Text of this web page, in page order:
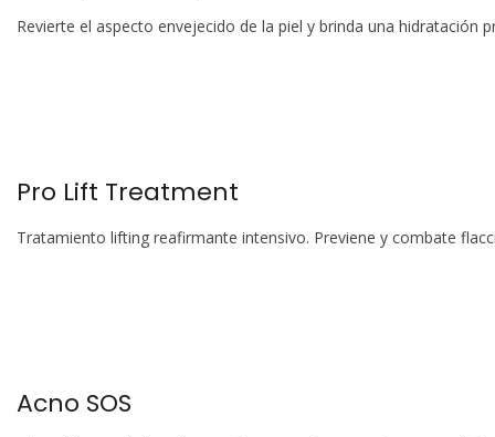
Revierte el aspecto envejecido de la piel y brinda una
Pro Lift Treatment
Tratamiento lifting reafirmante intensivo. Previene y combate
Acno SOS